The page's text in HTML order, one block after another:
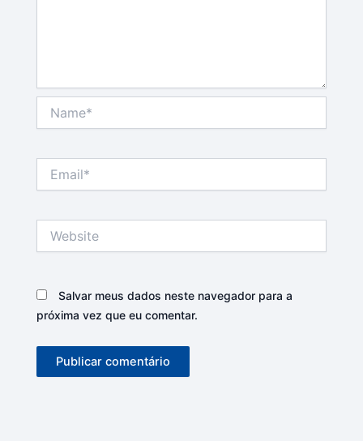
Salvar meus dados neste navegador para a
próxima vez que eu comentar.